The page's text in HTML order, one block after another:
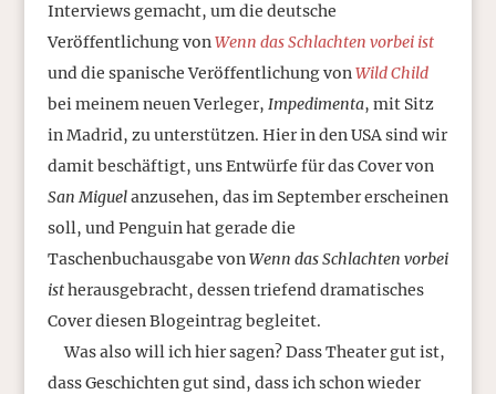
Interviews gemacht, um die deutsche
Veröffentlichung vonWenn das Schlachten vorbei ist
und die spanische Veröffentlichung vonWild Child
bei meinem neuen Verleger, Impedimenta, mit Sitz
in Madrid, zu unterstützen. Hier in den USA sind wir
damit beschäftigt, uns Entwürfe für das Cover von
San Miguelanzusehen, das im September erscheinen
soll, und Penguin hat gerade die
Taschenbuchausgabe vonWenn das Schlachten vorbei
istherausgebracht, dessen triefend dramatisches
Cover diesen Blogeintrag begleitet.
Was also will ich hier sagen? Dass Theater gut ist,
dass Geschichten gut sind, dass ich schon wieder